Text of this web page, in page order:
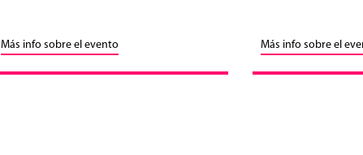
Más info sobre el evento Más info sobre el